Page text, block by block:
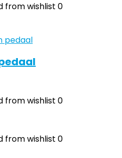
from wishlist 0
from wishlist 0
from wishlist 0